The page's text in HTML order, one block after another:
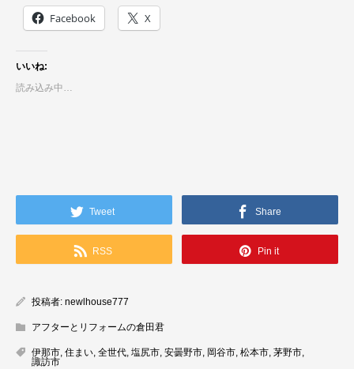
Facebook X
いいね:
読み込み中…
Tweet Share
RSS Pin it
投稿者: newlhouse777
アフターとリフォームの倉田君
伊那市, 住まい, 全世代, 塩尻市, 安曇野市, 岡谷市, 松本市, 茅野市,
諏訪市